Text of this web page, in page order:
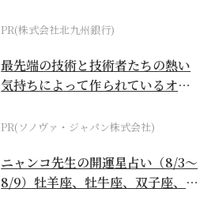
PR(株式会社北九州銀行)
最先端の技術と技術者たちの熱い
気持ちによって作られているオー
PR(ソノヴァ・ジャパン株式会社)
ニャンコ先生の開運星占い（8/3～
8/9）牡羊座、牡牛座、双子座、蟹